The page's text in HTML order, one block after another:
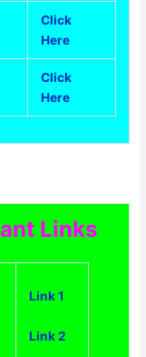
Click
Here
Click
Here
Links
Link 1
Link 2